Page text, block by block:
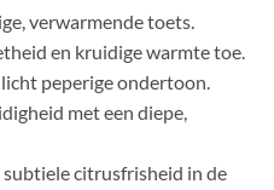
verwarmende toets.
en kruidige warmte toe.
peperige ondertoon.
met een diepe,
subtiele citrusfrisheid in de